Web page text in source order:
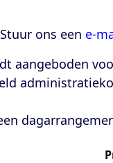
ons een e-
aangeboden